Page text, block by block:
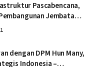
Pascabencana,
Jembatan
1
dengan DPM Hun Many,
Indonesia –